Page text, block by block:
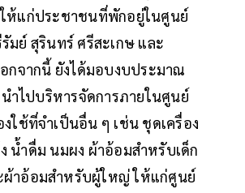
ห้แก่ประชาชนที่พักอยู่ในศูนย์
มย์ สุรินทร์ ศรีสะเกษ และ
กจากนี้ ยังได้มอบงบประมาณ
ำไปบริหารจัดการภายในศูนย์
ใช้ที่จำเป็นอื่น ๆ เช่น ชุดเครื่อง
น้ำดื่ม นมผง ผ้าอ้อมสำหรับเด็ก
าอ้อมสำหรับผู้ใหญ่ ให้แก่ศูนย์